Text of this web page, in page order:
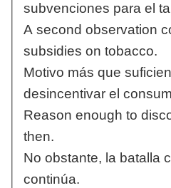
subvenciones para el
A second observation
subsidies on tobacco.
Motivo más que
desincentivar el
Reason enough to
then.
No obstante, la batalla
continúa.